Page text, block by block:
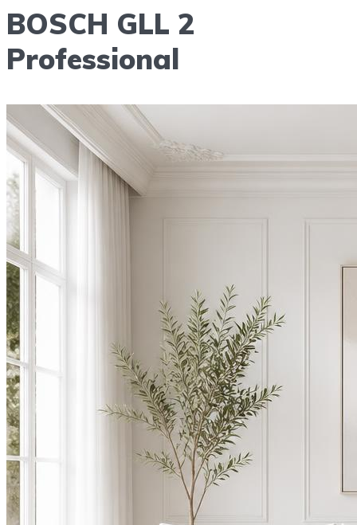
BOSCH GLL 2
Professional